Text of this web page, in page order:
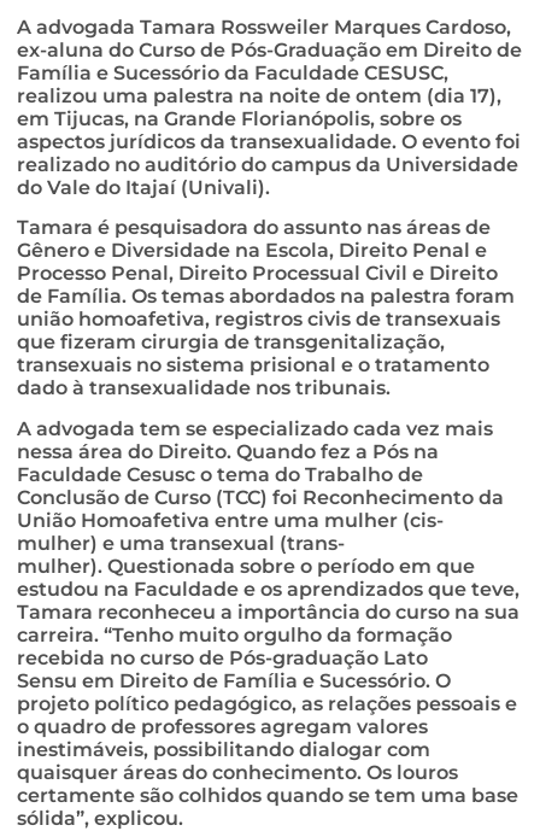
A advogada Tamara Rossweiler Marques Cardoso,
ex-aluna do Curso de Pós-Graduação em Direito de
Família e Sucessório da Faculdade CESUSC,
realizou uma palestra na noite de ontem (dia 17),
em Tijucas, na Grande Florianópolis, sobre os
aspectos jurídicos da transexualidade. O evento foi
realizado no auditório do campus da Universidade
do Vale do Itajaí (Univali).
Tamara é pesquisadora do assunto nas áreas de
Gênero e Diversidade na Escola, Direito Penal e
Processo Penal, Direito Processual Civil e Direito
de Família. Os temas abordados na palestra foram
união homoafetiva, registros civis de transexuais
que fizeram cirurgia de transgenitalização,
transexuais no sistema prisional e o tratamento
dado à transexualidade nos tribunais.
A advogada tem se especializado cada vez mais
nessa área do Direito. Quando fez a Pós na
Faculdade Cesusc o tema do Trabalho de
Conclusão de Curso (TCC) foi Reconhecimento da
União Homoafetiva entre uma mulher (cis-
mulher) e uma transexual (trans-
mulher). Questionada sobre o período em que
estudou na Faculdade e os aprendizados que teve,
Tamara reconheceu a importância do curso na sua
carreira. “Tenho muito orgulho da formação
recebida no curso de Pós-graduação Lato
Sensu em Direito de Família e Sucessório. O
projeto político pedagógico, as relações pessoais e
o quadro de professores agregam valores
inestimáveis, possibilitando dialogar com
quaisquer áreas do conhecimento. Os louros
certamente são colhidos quando se tem uma base
sólida”, explicou.